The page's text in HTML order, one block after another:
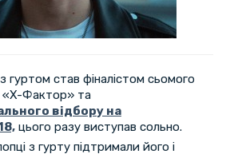
гуртом став фіналістом сьомого
«X-Фактор» та
відбору на
цього разу виступав сольно.
з гурту підтримали його і